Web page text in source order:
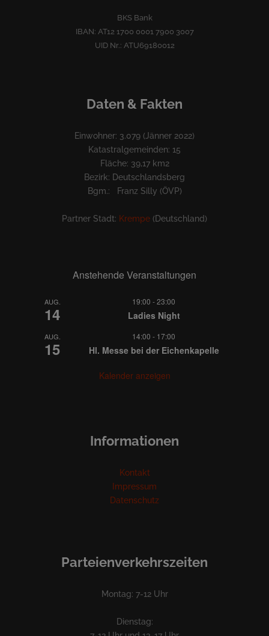
BKS Bank
IBAN: AT12 1700 0001 7900 3007
UID Nr.: ATU69180012
Daten & Fakten
Einwohner: 3.079 (Jänner 2022)
Katastralgemeinden: 15
Fläche: 39,17 km2
Bezirk: Deutschlandsberg
Bgm.: Franz Silly (ÖVP)
Partner Stadt: Krempe (Deutschland)
Anstehende Veranstaltungen
AUG.
14
19:00 -23:00
Ladies Night
AUG.
15
14:00 - 17:00
Hl. Messe bei der Eichenkapelle
Kalender anzeigen
Informationen
Kontakt
Impressum
Datenschutz
Parteienverkehrszeiten
Montag: 7-12 Uhr
Dienstag: